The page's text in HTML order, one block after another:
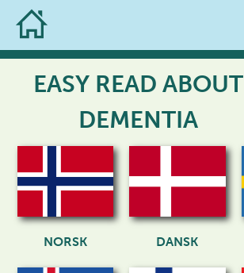
content
EASY READ ABOUT
DEMENTIA​
NORSK DANSK